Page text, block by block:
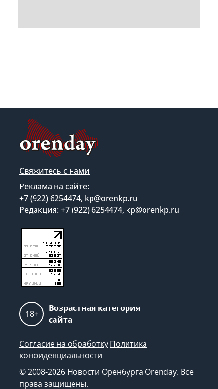
Свяжитесь с нами
Реклама на сайте:
+7 (922) 6254474, kp@orenkp.ru
Редакция: +7 (922) 6254474, kp@orenkp.ru
18+
Возрастная категория
сайта
Согласие на обработку Политика
конфиденциальности
© 2008-2026 Новости Оренбурга Orenday. Все
права защищены.